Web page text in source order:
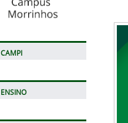
CAMPI
ENSINO